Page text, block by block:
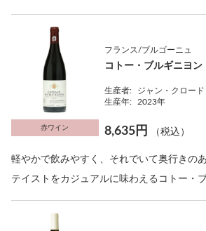
赤ワイン
フランス/ブルゴーニュ
コトー・ブルギニヨン
生産者:
ジャン・クロー
生産年:
2023年
8,635円 （税込）
軽やかで飲みやすく、それでいて奥行きの
テイストをカジュアルに味わえるコトー・